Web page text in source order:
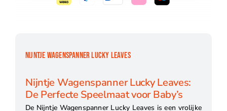
NIJNTJE WAGENSPANNER LUCKY LEAVES
Nijntje Wagenspanner Lucky Leaves:
De Perfecte Speelmaat voor Baby’s
De Nijntje Wagenspanner Lucky Leaves is een vrolijke